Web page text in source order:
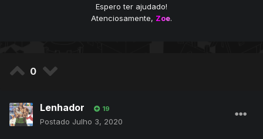
Espero ter ajudado!
Atenciosamente, Zoe.
0
Lenhador 19
Postado Julho 3, 2020